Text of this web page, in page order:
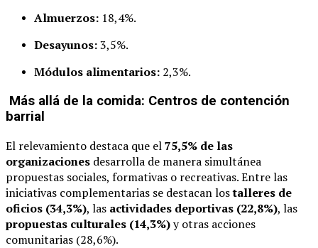
Almuerzos: 18,4%.
Desayunos:3,5%.
Módulos alimentarios: 2,3%.
Más allá de la comida: Centros de contención
barrial
El relevamiento destaca que el75,5% de las
organizaciones desarrolla de manera simultánea
propuestas sociales, formativas o recreativas. Entre las
iniciativas complementarias se destacan lostalleres de
oficios (34,3%), las actividades deportivas (22,8%), las
propuestas culturales (14,3%)y otras acciones
comunitarias (28,6%).